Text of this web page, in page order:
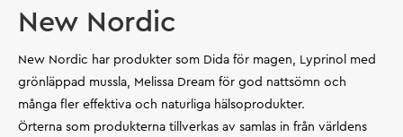
New Nordic
New Nordic har produkter som Dida för magen, Lyprinol med
grönläppad mussla, Melissa Dream för god nattsömn och
många fler effektiva och naturliga hälsoprodukter.
Örterna som produkterna tillverkas av samlas in från världens